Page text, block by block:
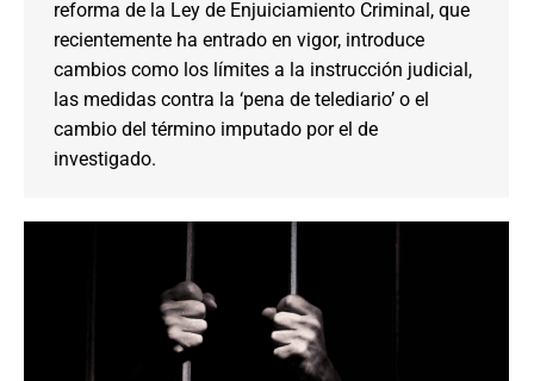
reforma de la Ley de Enjuiciamiento Criminal, que
recientemente ha entrado en vigor, introduce
cambios como los límites a la instrucción judicial,
las medidas contra la ‘pena de telediario’ o el
cambio del término imputado por el de
investigado.